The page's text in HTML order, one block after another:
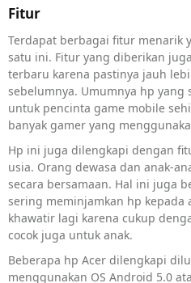
Fitur
Terdapat berbagai fitur menarik
satu ini. Fitur yang diberikan
terbaru karena pastinya jauh
sebelumnya. Umumnya hp
untuk pencinta game mobile
banyak gamer yang
Hp ini juga dilengkapi dengan
usia. Orang dewasa dan anak-
secara bersamaan. Hal ini juga
sering meminjamkan hp kepada
khawatir lagi karena cukup
cocok juga untuk anak.
Beberapa hp Acer dilengkapi
menggunakan OS Android 5.0